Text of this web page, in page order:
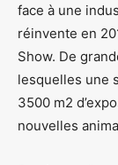
face à une
réinvente en
Show. De
lesquelles une
3500 m2
nouvelles